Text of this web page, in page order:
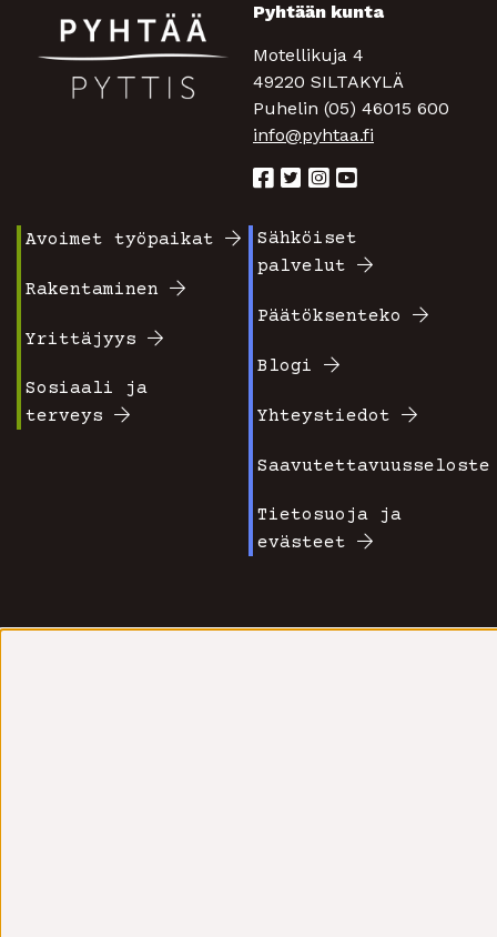
Pyhtään kunta
Motellikuja 4
49220 SILTAKYLÄ
Puhelin (05) 46015 600
info@pyhtaa.fi
valikko
1
Avoimet työpaikat
Rakentaminen
Yrittäjyys
Sosiaali ja
terveys
Footer
2
Sähköiset
palvelut
Päätöksenteko
Blogi
Yhteystiedot
Saavutettavuusseloste
Tietosuoja ja
evästeet